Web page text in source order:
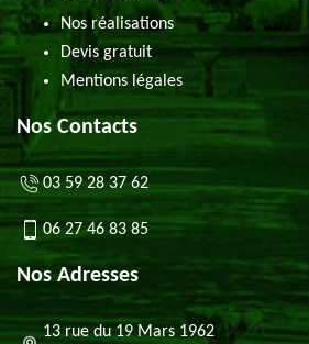
Nos réalisations
Devis gratuit
Mentions légales
Nos Contacts
03 59 28 37 62
06 27 46 83 85
Nos Adresses
13 rue du 19 Mars 1962